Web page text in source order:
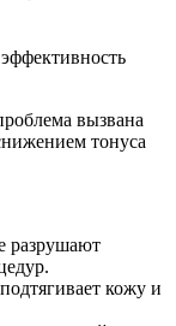
вызвана
тонуса
разрушают
кожу и